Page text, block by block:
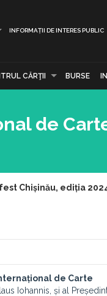
INFORMAȚII DE INTERES PUBLIC
CĂRŢII BURSE
de
Chișinău, ediția
de Carte
Iohannis, și al